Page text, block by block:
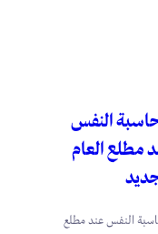
النفس
مطلع العام
النفس عند مطلع